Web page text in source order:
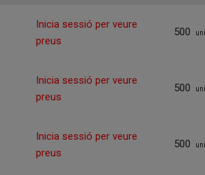
Inicia sessió per veure
preus
500
Inicia sessió per veure
preus
500
Inicia sessió per veure
preus
500